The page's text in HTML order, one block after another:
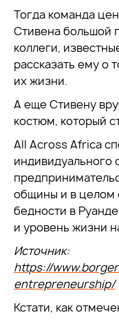
Тогда команда
Стивена большой
коллеги,
рассказать ему о
их жизни.
А еще Стивену
костюм, который
All Across Africa
индивидуального
общины и в целом
бедности в
и уровень жизни
Источник:
https://
entrepreneurship/
Кстати, как